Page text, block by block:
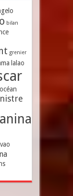
bilan
grenier
lalao
océan